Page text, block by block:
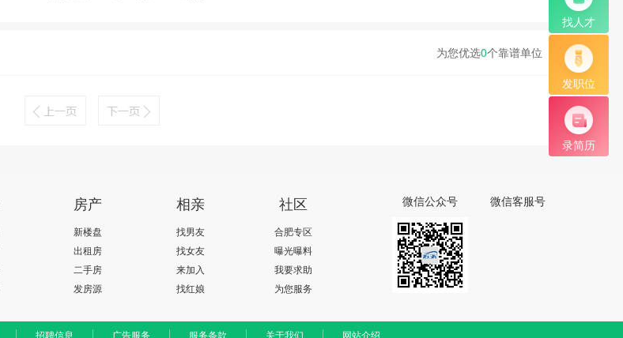
找人才
发职位
录简历
为您优选0个靠谱单位
房产
新楼盘
出租房
二手房
发房源
相亲
找男友
找女友
来加入
找红娘
社区
合肥专区
曝光曝料
我要求助
为您服务
微信公众号 微信客服号
招聘信息 广告服务 服务条款 关于我们 网站介绍